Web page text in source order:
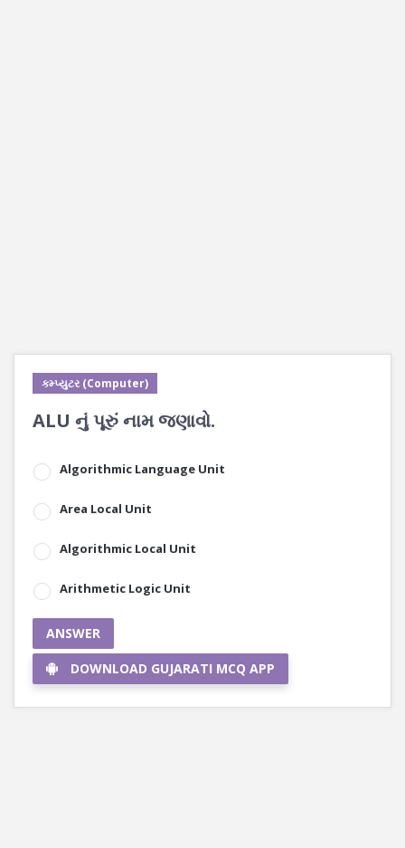
કમ્પ્યુટર (Computer)
ALU નું પૂરું નામ જણાવો.
Algorithmic Language Unit
Area Local Unit
Algorithmic Local Unit
Arithmetic Logic Unit
ANSWER
DOWNLOAD GUJARATI MCQ APP